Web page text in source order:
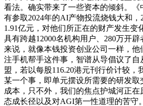
看法。确实带来了一些资本的倾斜。
有参取2024年的AI产物投流烧钱大和，
1.91亿元，对他们所正在的财产发生变
具有跨越12000名机构用户、280万开
来说，就像本钱投资创业公司一样，他
注手机帮手这件事，智谱从导倡议了自
盟，若以每股116.20港元刊行价计较，
某一个事，即单元摆设所需要的研发取
成本，只不外，我们的焦点护城河正
态成长径以及对AGI第一性道理的苦守